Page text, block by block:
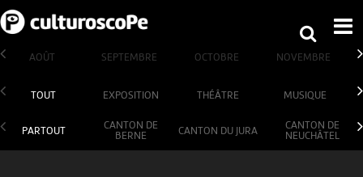
AOÛT SEPTEMBRE OCTOBRE NOVEMBRE
TOUT EXPOSITION THÉÂTRE MUSIQUE
PARTOUT
CANTON DE
BERNE
CANTON DU JURA
CANTON DE
NEUCHÂTEL